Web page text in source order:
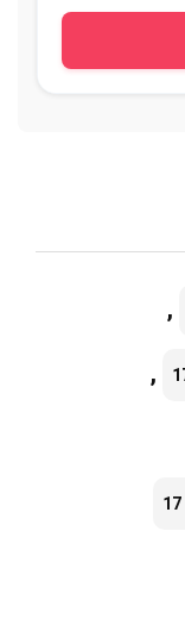
,
,